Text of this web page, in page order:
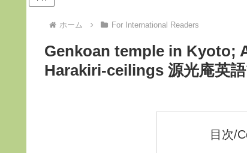
ホーム For International Readers
Genkoan temple in Kyoto;
Harakiri-ceilings 源光庵英
目次/